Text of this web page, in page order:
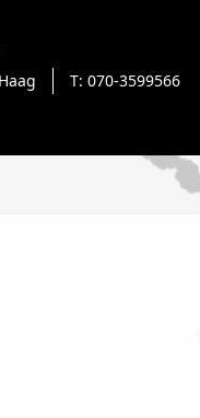
T: 070-3599566